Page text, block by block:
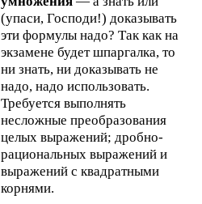
(упаси, Господи!) доказывать
эти формулы надо? Так как на
экзамене будет шпаргалка, то
ни знать, ни доказывать не
надо, надо использовать.
Требуется выполнять
несложные преобразования
целых выражений; дробно-
рациональных выражений и
выражений с квадратными
корнями.